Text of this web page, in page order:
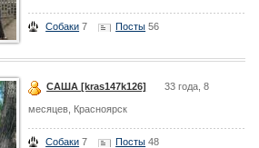
Собаки 7 Посты 56
САША [kras147k126] 33 года, 8
месяцев, Красноярск
Собаки 7 Посты 48